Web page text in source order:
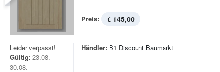
Preis: € 145,00
Leider verpasst!
Gültig: 23.08. -
30.08.
Händler: B1 Discount Baumarkt